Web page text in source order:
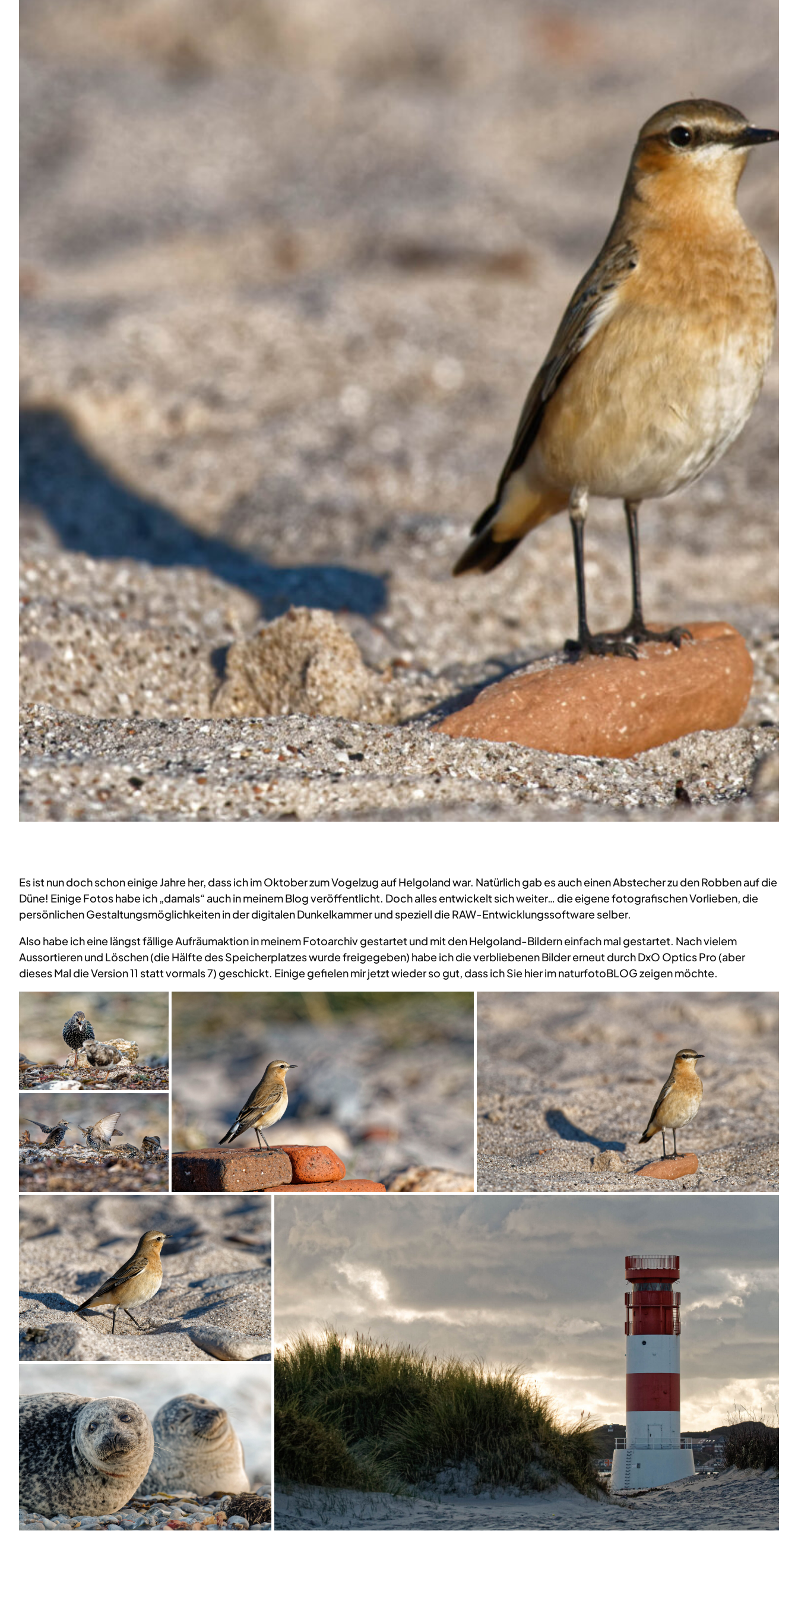
Es ist nun doch schon einige Jahre her, dass ich im Oktober zum Vogelzug auf Helgoland war. Natürlich gab es auch einen Abstecher zu den Robben auf die
Düne! Einige Fotos habe ich „damals“ auch in meinem Blog veröffentlicht. Doch alles entwickelt sich weiter… die eigene fotografischen Vorlieben, die
persönlichen Gestaltungsmöglichkeiten in der digitalen Dunkelkammer und speziell die RAW-Entwicklungssoftware selber.
Also habe ich eine längst fällige Aufräumaktion in meinem Fotoarchiv gestartet und mit den Helgoland-Bildern einfach mal gestartet. Nach vielem
Aussortieren und Löschen (die Hälfte des Speicherplatzes wurde freigegeben) habe ich die verbliebenen Bilder erneut durch DxO Optics Pro (aber
dieses Mal die Version 11 statt vormals 7) geschickt. Einige gefielen mir jetzt wieder so gut, dass ich Sie hier im naturfotoBLOG zeigen möchte.